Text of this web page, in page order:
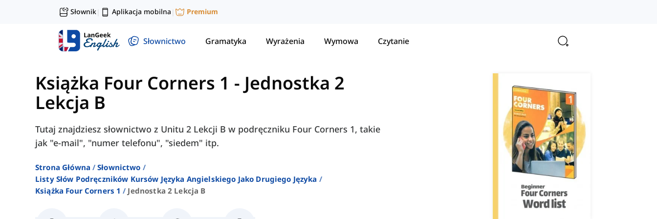
Słownik| Aplikacja mobilna | Premium
Słownictwo Gramatyka Wyrażenia Wymowa Czytanie
Książka Four Corners 1 - Jednostka 2
Lekcja B
Tutaj znajdziesz słownictwo z Unitu 2 Lekcji B w podręczniku Four Corners 1, takie
jak "e-mail", "numer telefonu", "siedem" itp.
Strona Główna
Słownictwo
Listy Słów Podręczników Kursów Języka Angielskiego Jako Drugiego Języka
Książka Four Corners 1
Jednostka 2 Lekcja B